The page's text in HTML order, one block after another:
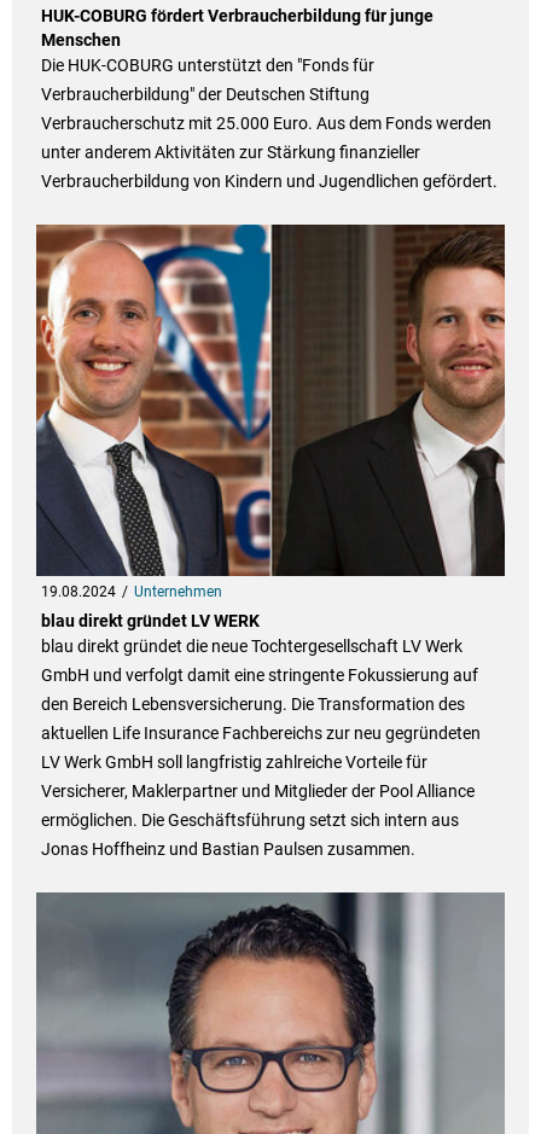
HUK-COBURG fördert Verbraucherbildung für junge
Menschen
Die HUK-COBURG unterstützt den "Fonds für
Verbraucherbildung" der Deutschen Stiftung
Verbraucherschutz mit 25.000 Euro. Aus dem Fonds werden
unter anderem Aktivitäten zur Stärkung finanzieller
Verbraucherbildung von Kindern und Jugendlichen gefördert.
19.08.2024 Unternehmen
blau direkt gründet LV WERK
blau direkt gründet die neue Tochtergesellschaft LV Werk
GmbH und verfolgt damit eine stringente Fokussierung auf
den Bereich Lebensversicherung. Die Transformation des
aktuellen Life Insurance Fachbereichs zur neu gegründeten
LV Werk GmbH soll langfristig zahlreiche Vorteile für
Versicherer, Maklerpartner und Mitglieder der Pool Alliance
ermöglichen. Die Geschäftsführung setzt sich intern aus
Jonas Hoffheinz und Bastian Paulsen zusammen.